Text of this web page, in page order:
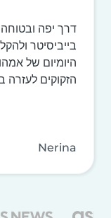
דרך יפה
בייביסיטר
היומיום של
הזקוקים לעזרה
Nerina